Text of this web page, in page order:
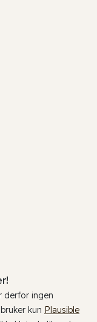
derfor ingen
kun Plausible